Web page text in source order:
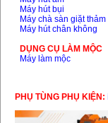
Máy hút bụi
Máy chà sàn giặt thảm
Máy hút chân không
DỤNG CỤ LÀM MỘC
Máy làm mộc
PHỤ TÙNG PHỤ KIỆN: